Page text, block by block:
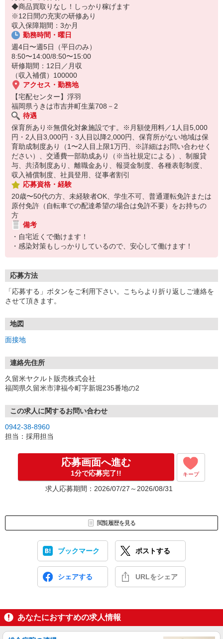
・職場の近くに保育所（保育園、幼稚園、託児所）があるから、送
り迎えの時間の心配がいりません！
・保育料補助制度があります！
・家事・夕食の支度なども余裕をもってできます！
◆商品買取りなし！しっかり稼げます
※12日間の充実の研修あり
収入保障期間：3か月
勤務時間・曜日
週4日〜週5日（平日のみ）
8:50〜14:00/8:50〜15:00
研修期間：12日／月収
（収入補償）100000
アクセス・勤務地
【宅配センター】浮羽
福岡県うきは市吉井町生葉708－2
待遇
保育所あり※無償化対象施設です。※月額使用料／1人目5,000
円・2人目3,000円・3人目以降2,000円、保育所がない地域は保
育助成制度あり（1〜2人目上限1万円、※詳細はお問い合わせく
ださい）、交通費一部助成あり（※当社規定による）、制服貸
与、共済制度あり、離職金あり、報奨金制度、各種表彰制度、
収入補償制度、社員登用、従事者割引
応募資格・経験
20歳〜50代の方、未経験者OK、学生不可、普通運転免許または
原付免許（自転車での配達希望の場合は免許不要）をお持ちの
方
備考
・自宅近くで働けます！
・感染対策もしっかりしているので、安心して働けます！
応募方法
「応募する」ボタンをご利用下さい。こちらより折り返しご連絡を
させて頂きます。
地図
面接地
連絡先住所
久留米ヤクルト販売株式会社
福岡県久留米市津福今町字新堀235番地の2
この求人に関するお問い合わせ
0942-38-8960
担当：採用担当
応募画面へ進む
1分で応募完了!! キープ
求人応募期間：2026/07/27～2026/08/31
閲覧履歴を見る
ブックマーク ポストする
シェアする URLをシェア
あなたにおすすめの求人情報